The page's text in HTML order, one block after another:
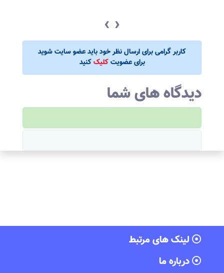
‹ ›
کاربر گرامی برای ارسال نظر خود باید عضو سایت شوید
برای عضویتکلیککنید
دیدگاه های شما
لینک های مرتبط
درباره ما